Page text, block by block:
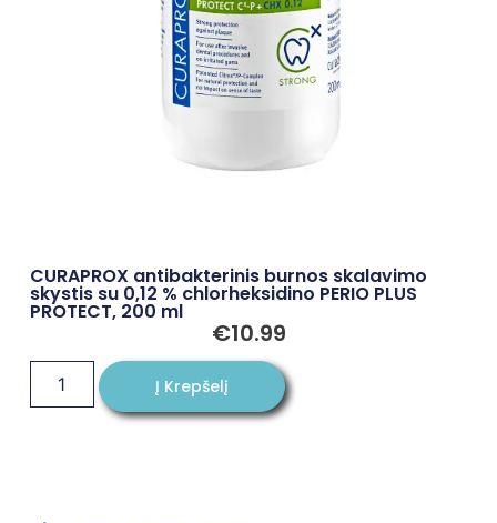
CURAPROX antibakterinis burnos skalavimo
skystis su 0,12 % chlorheksidino PERIO PLUS
PROTECT, 200 ml
€10.99
Į Krepšelį